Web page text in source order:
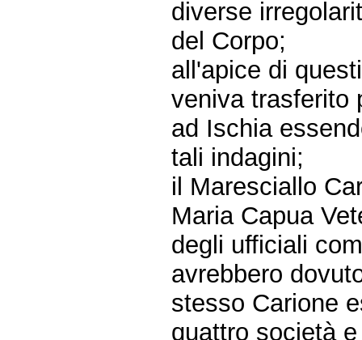
diverse
del Corpo;
all'apice di
veniva trasferito
ad Ischia
tali indagini;
il Maresciallo
Maria Capua
degli ufficiali
avrebbero
stesso Carione
quattro società